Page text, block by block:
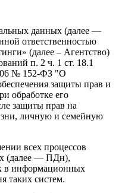
данных (далее —
ответственностью
(далее – Агентство)
п. 2 ч. 1 ст. 18.1
№ 152-ФЗ "О
защиты прав и
обработке его
защиты прав на
личную и семейную
всех процессов
(далее — ПДн),
в информационных
таких систем.